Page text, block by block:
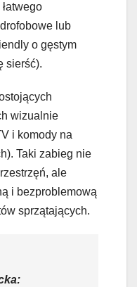
lub
o gęstym
sierść).
wizualnie
i komody na
Taki zabieg nie
ale
i bezproblemową
sprzątających.